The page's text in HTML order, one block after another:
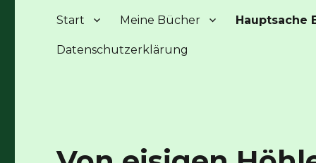
Start Meine Bücher Hauptsache
Datenschutzerklärung